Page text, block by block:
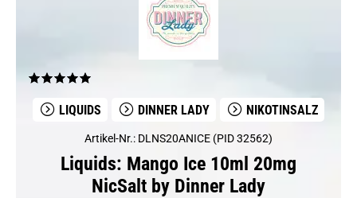
LIQUIDS DINNER LADY NIKOTINSALZ
Artikel-Nr.: DLNS20ANICE (PID 32562)
Liquids: Mango Ice 10ml 20mg
NicSalt by Dinner Lady